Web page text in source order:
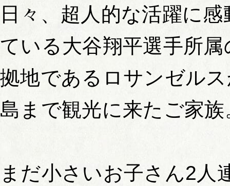
日々、超人的な活躍に
ている大谷翔平選手所
拠地であるロサンゼル
島まで観光に来たご家族
まだ小さいお子さん2人